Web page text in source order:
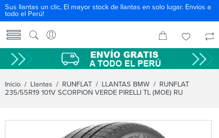
Sus llantas un clic, El mayor stock de llantas en solo lugar. Envíos a
todo el Perú!
Inicio / Llantas / RUNFLAT / LLANTAS BMW / RUNFLAT
235/55R19 101V SCORPION VERDE PIRELLI TL (MOE) RU